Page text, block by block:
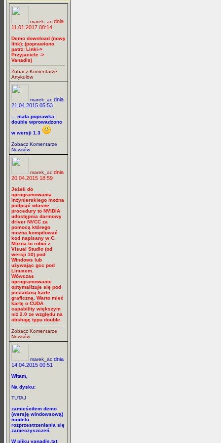
marek_ac dnia
11.01.2017 08:14
Demo download (nowy
link): (poprawiono
patrz: Linki->
Przyjaciele ->
Vanadis)
Zobacz Komentarze
Artykułów
marek_ac dnia
21.04.2015 05:53
... mała poprawka:
double wprowadzono
w wersji 1.3
Zobacz Komentarze
Newsów
marek_ac dnia
20.04.2015 18:59
Jeżeli do
oprogramowania
inżynierskiego można
podpiąć własne
procedury to NVIDIA
udostępnia darmowy
driver NVCC za
pomocą którego
można kompilować
kod napisany w C.
Można to robić z
Visual Studio (od
wersji 10) pod
Windows lub
używając gcc pod
Linuxem.
Wówczas
oprogramowanie
optymalizuje się pod
posiadaną kartę
graficzną. Warto mieć
kartę o CUDA
capability większym
niż 2.0 ze względu na
obsługę typu double.
Zobacz Komentarze
Newsów
marek_ac dnia
14.04.2015 00:51
Witam,
Na dysku:
TUTAJ
zamieściłem demo
(wersję windowsową)
modelu
rozprzestrzeniania się
zanieczyszczeń.
W pliku vanadis.txt